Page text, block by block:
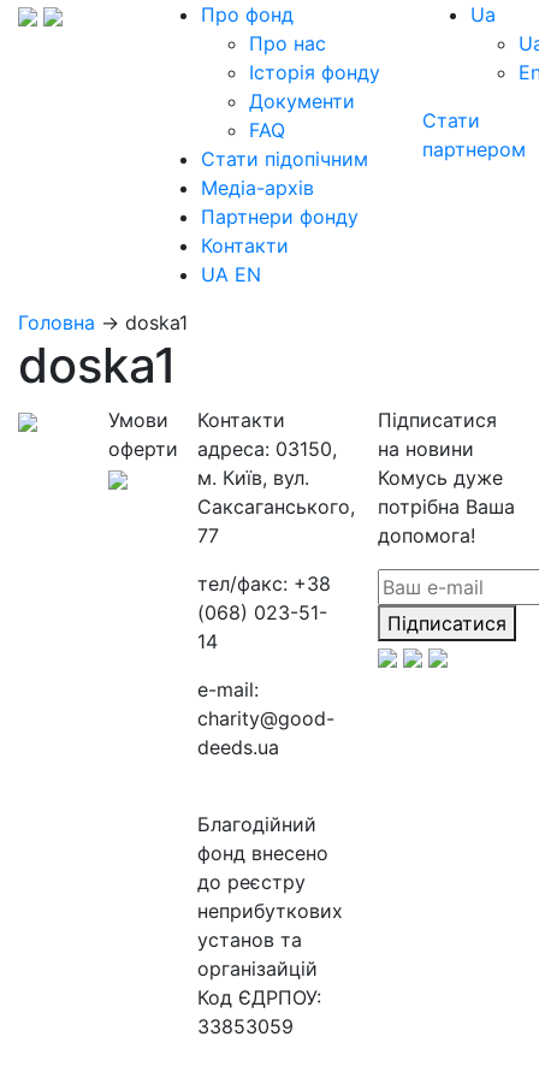
Про фонд
Про нас
Історія фонду
Документи
FAQ
Стати підопічним
Медіа-архів
Партнери фонду
Контакти
UA EN
Ua
Стати
партнером
Головна → doska1
doska1
Умови
оферти
Контакти
адреса: 03150,
м. Київ, вул.
Саксаганського,
77
тел/факс: +38
(068) 023-51-
14
e-mail:
charity@good-
deeds.ua
Благодійний
фонд внесено
до реєстру
неприбуткових
установ та
організайцій
Код ЄДРПОУ:
33853059
Підписатися
на новини
Комусь дуже
потрібна Ваша
допомога!
Підписатися